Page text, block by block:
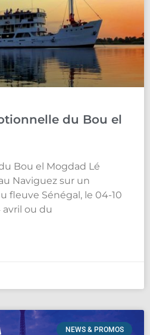
du Bou el
Bou el Mogdad Lé
Naviguez sur un
fleuve Sénégal, le 04-10
avril ou du
NEWS & PROMOS